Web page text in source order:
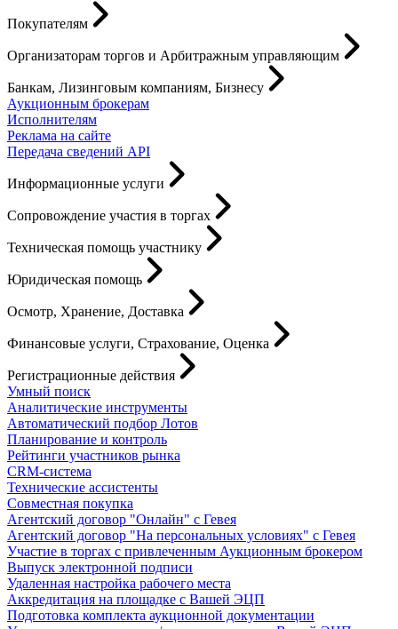
Покупателям
Организаторам торгов и Арбитражным управляющим
Банкам, Лизинговым компаниям, Бизнесу
Аукционным брокерам
Исполнителям
Реклама на сайте
Передача сведений API
Информационные услуги
Сопровождение участия в торгах
Техническая помощь участнику
Юридическая помощь
Осмотр, Хранение, Доставка
Финансовые услуги, Страхование, Оценка
Регистрационные действия
Умный поиск
Аналитические инструменты
Автоматический подбор Лотов
Планирование и контроль
Рейтинги участников рынка
CRM-система
Технические ассистенты
Совместная покупка
Агентский договор "Онлайн" с Гевея
Агентский договор "На персональных условиях" с Гевея
Участие в торгах с привлеченным Аукционным брокером
Выпуск электронной подписи
Удаленная настройка рабочего места
Аккредитация на площадке с Вашей ЭЦП
Подготовка комплекта аукционной документации